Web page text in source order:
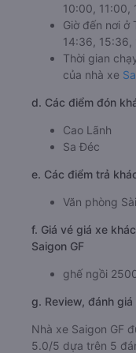
10:00, 11:00,
Giờ đến nơi ở
14:36, 15:36,
Thời gian
của nhà xe
d. Các điểm đón
Cao Lãnh
Sa Đéc
e. Các điểm trả
Văn phòng
f. Giá vé giá xe
Saigon GF
ghế ngồi
g. Review, đánh
Nhà xe Saigon GF
5.0/5 dựa trên 5